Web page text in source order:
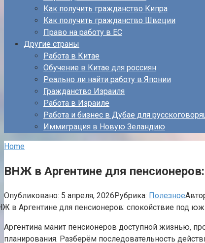
Как получить гражданство Кипра
Как получить гражданство Швеции
Право на работу в ЕС
Другие страны
Работа в Китае
Обучение в Китае для россиян
Реально ли найти работу в Японии
Гражданство Израиля
Работа в Израиле
Работа и бизнес в Дубае для
Иммиграция в Новую Зеландию
Home
ВНЖ в Аргентине для
Опубликовано: 5 апреля, 2026Рубрика: Полезное
Аргентина манит пенсионеров доступной жизнью,
планирования. Разберём последовательность